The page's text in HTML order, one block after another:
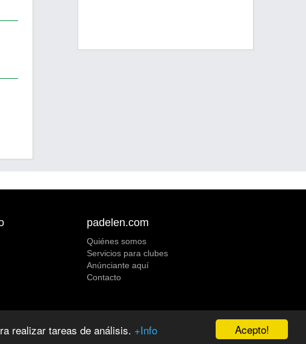
Acepto!
realizar tareas de análisis. +Info
padelen.com
Quiénes somos
Servicios para clubes
Anúnciante aquí
Contacto
Cookies